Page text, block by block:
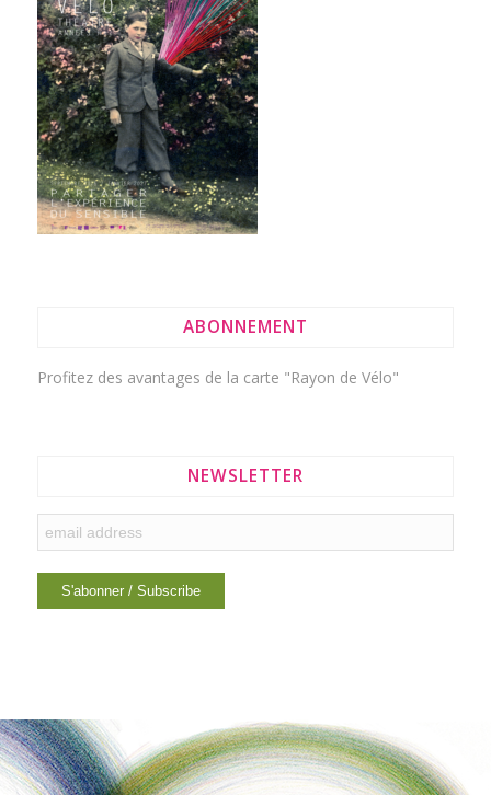
ABONNEMENT
Profitez des avantages de la carte "Rayon de Vélo"
NEWSLETTER